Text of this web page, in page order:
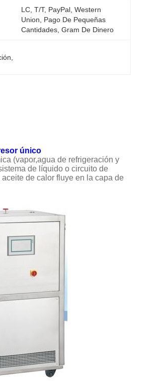
LC, T/T, PayPal, Western
Union, Pago De Pequeñas
Cantidades, Gram De Dinero
único
(vapor,agua de refrigeración y
de líquido o circuito de
de calor fluye en la capa de